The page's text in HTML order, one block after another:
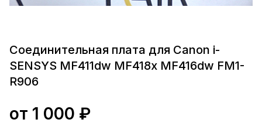
Соединительная плата для Canon i-
SENSYS MF411dw MF418x MF416dw FM1-
R906
от 1 000 ₽